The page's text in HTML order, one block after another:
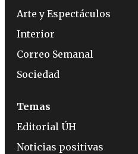
Arte y Espectáculos
Interior
Correo Semanal
Sociedad
Temas
Editorial ÚH
Noticias positivas